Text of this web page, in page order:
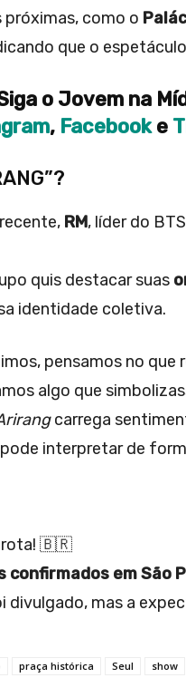
próximas, como o
que o
o Jovem na
, Facebooke
RM, líder do
quis destacar suas
identidade coletiva.
pensamos no
algo que
carrega
interpretar de
rota! 🇧🇷
confirmados em São
divulgado, mas a
praça histórica Seul show